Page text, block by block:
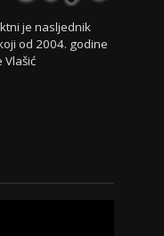
je nasljednik
od 2004. godine